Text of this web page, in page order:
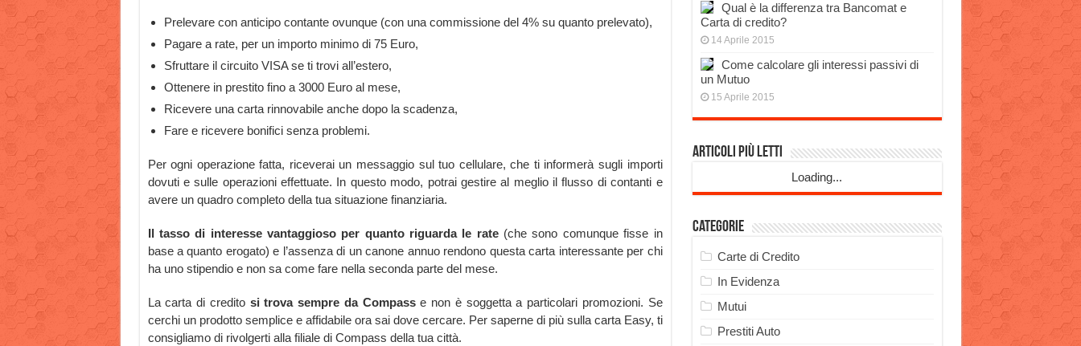
Prelevare con anticipo contante ovunque (con una commissione del 4% su quanto prelevato),
Pagare a rate, per un importo minimo di 75 Euro,
Sfruttare il circuito VISA se ti trovi all’estero,
Ottenere in prestito fino a 3000 Euro al mese,
Ricevere una carta rinnovabile anche dopo la scadenza,
Fare e ricevere bonifici senza problemi.
Per ogni operazione fatta, riceverai un messaggio sul tuo cellulare, che ti informerà sugli importi
dovuti e sulle operazioni effettuate. In questo modo, potrai gestire al meglio il flusso di contanti e
avere un quadro completo della tua situazione finanziaria.
Il tasso di interesse vantaggioso per quanto riguarda le rate(che sono comunque fisse in
base a quanto erogato) e l’assenza di un canone annuo rendono questa carta interessante per chi
ha uno stipendio e non sa come fare nella seconda parte del mese.
La carta di creditosi trova sempre da Compasse non è soggetta a particolari promozioni. Se
cerchi un prodotto semplice e affidabile ora sai dove cercare. Per saperne di più sulla carta Easy, ti
consigliamo di rivolgerti alla filiale di Compass della tua città.
Qual è la differenza tra Bancomat e
Carta di credito?
14 Aprile 2015
Come calcolare gli interessi passivi di
un Mutuo
15 Aprile 2015
Articoli più Letti
Loading...
Categorie
Carte di Credito
In Evidenza
Mutui
Prestiti Auto